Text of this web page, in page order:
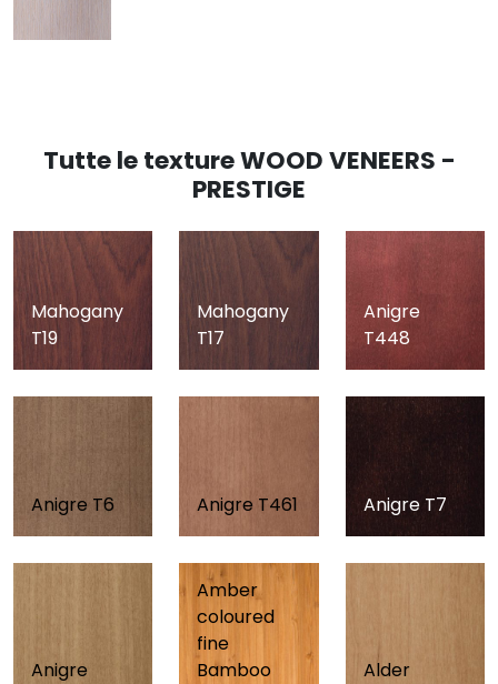
Tutte le texture WOOD VENEERS -
PRESTIGE
Mahogany
T19
Mahogany
T17
Anigre
T448
Anigre T6 Anigre T461 Anigre T7
Anigre
Amber
coloured
fine
Bamboo
Alder